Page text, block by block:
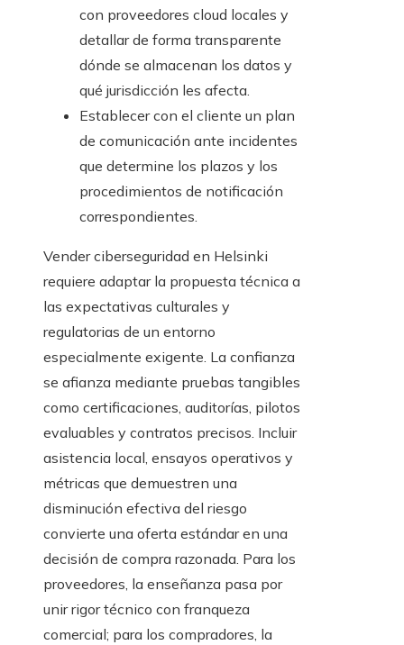
con proveedores cloud locales y
detallar de forma transparente
dónde se almacenan los datos y
qué jurisdicción les afecta.
Establecer con el cliente un plan
de comunicación ante incidentes
que determine los plazos y los
procedimientos de notificación
correspondientes.
Vender ciberseguridad en Helsinki
requiere adaptar la propuesta técnica a
las expectativas culturales y
regulatorias de un entorno
especialmente exigente. La confianza
se afianza mediante pruebas tangibles
como certificaciones, auditorías, pilotos
evaluables y contratos precisos. Incluir
asistencia local, ensayos operativos y
métricas que demuestren una
disminución efectiva del riesgo
convierte una oferta estándar en una
decisión de compra razonada. Para los
proveedores, la enseñanza pasa por
unir rigor técnico con franqueza
comercial; para los compradores, la